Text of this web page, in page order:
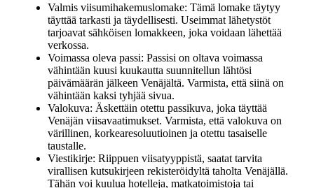
Valmis viisumihakemuslomake: Tämä lomake täytyy
täyttää tarkasti ja täydellisesti. Useimmat lähetystöt
tarjoavat sähköisen lomakkeen, joka voidaan lähettää
verkossa.
Voimassa oleva passi: Passisi on oltava voimassa
vähintään kuusi kuukautta suunnitellun lähtösi
päivämäärän jälkeen Venäjältä. Varmista, että siinä on
vähintään kaksi tyhjää sivua.
Valokuva: Äskettäin otettu passikuva, joka täyttää
Venäjän viisavaatimukset. Varmista, että valokuva on
värillinen, korkearesoluutioinen ja otettu tasaiselle
taustalle.
Viestikirje: Riippuen viisatyyppistä, saatat tarvita
virallisen kutsukirjeen rekisteröidyltä taholta Venäjällä.
Tähän voi kuulua hotelleja, matkatoimistoja tai